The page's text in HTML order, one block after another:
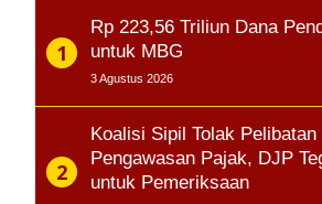
Rp 223,56 Triliun Dana
untuk MBG
3 Agustus 2026
Koalisi Sipil Tolak
Pengawasan Pajak, DJP
untuk Pemeriksaan